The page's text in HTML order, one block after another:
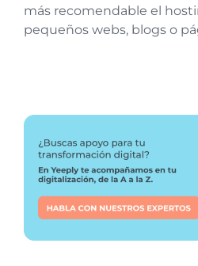
más recomendable el
pequeños webs, blogs o